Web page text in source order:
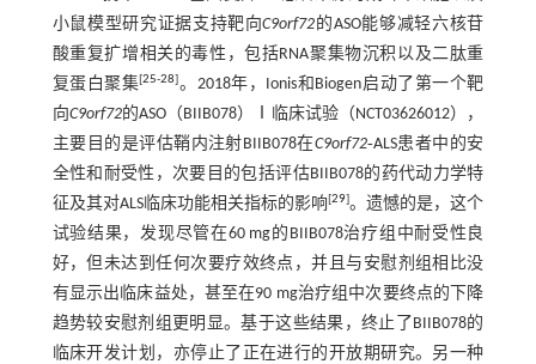
小鼠模型研究证据支持靶向C9orf72 的ASO能够减轻六核苷
酸重复扩增相关的毒性，包括RNA聚集物沉积以及二肽重
复蛋白聚集[25-28]。2018年，Ionis和Biogen启动了第一个靶
向C9orf72的ASO（BIIB078）Ⅰ临床试验（NCT03626012），
主要目的是评估鞘内注射BIIB078在C9orf72‐ALS患者中的安
全性和耐受性，次要目的包括评估BIIB078的药代动力学特
征及其对ALS临床功能相关指标的影响[29]。遗憾的是，这个
试验结果，发现尽管在60 mg的BIIB078治疗组中耐受性良
好，但未达到任何次要疗效终点，并且与安慰剂组相比没
有显示出临床益处，甚至在90 mg治疗组中次要终点的下降
趋势较安慰剂组更明显。基于这些结果，终止了BIIB078的
临床开发计划，亦停止了正在进行的开放期研究。另一种